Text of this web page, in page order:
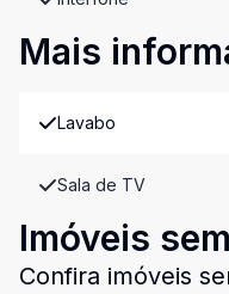
Mais
Lavabo
Sala de TV
Imóveis
Confira imóveis